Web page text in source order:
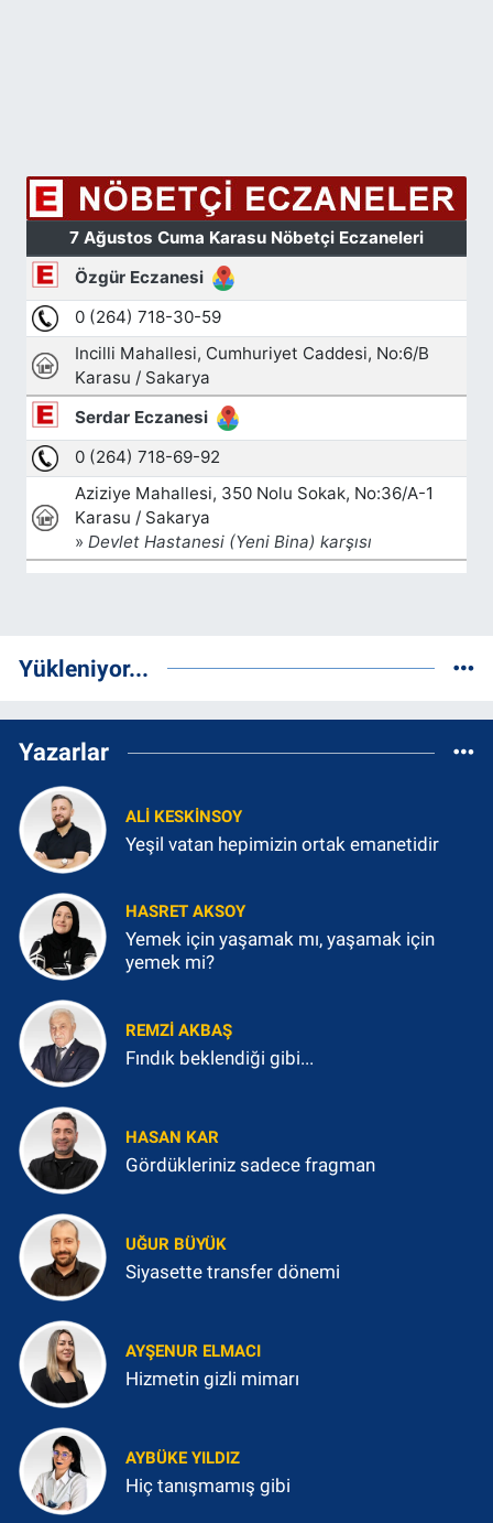
Yükleniyor...
Yazarlar
ALI KESKINSOY
Yeşil vatan hepimizin ortak emanetidir
HASRET AKSOY
Yemek için yaşamak mı, yaşamak için
yemek mi?
REMZI AKBAŞ
Fındık beklendiği gibi...
HASAN KAR
Gördükleriniz sadece fragman
UĞUR BÜYÜK
Siyasette transfer dönemi
AYŞENUR ELMACI
Hizmetin gizli mimarı
AYBÜKE YILDIZ
Hiç tanışmamış gibi